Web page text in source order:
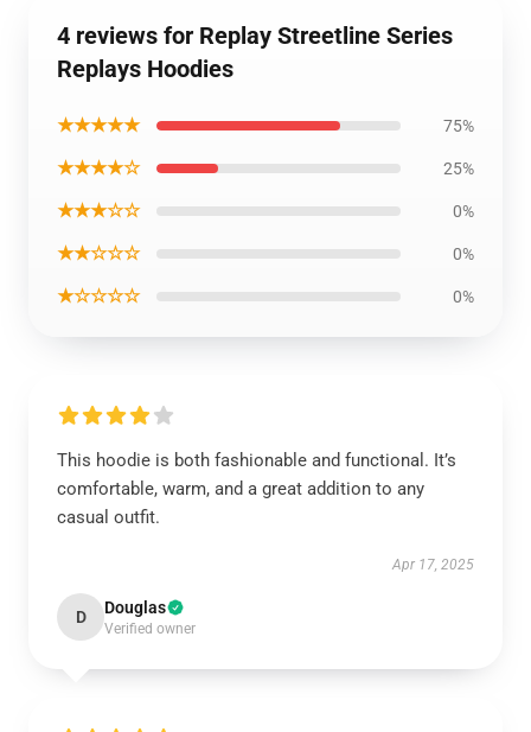
4 reviews for Replay Streetline Series
Replays Hoodies
★★★★★ 75%
★★★★☆ 25%
★★★☆☆ 0%
★★☆☆☆ 0%
★☆☆☆☆ 0%
This hoodie is both fashionable and functional. It’s
comfortable, warm, and a great addition to any
casual outfit.
Apr 17, 2025
D Douglas
Verified owner